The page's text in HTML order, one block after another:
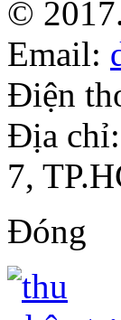
©
Email:
Điện
Địa
7,
Đóng